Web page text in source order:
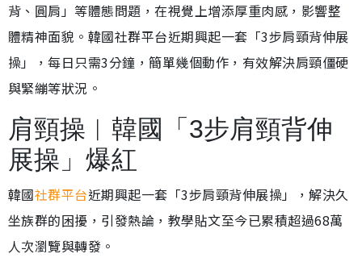
背、圓肩」等體態問題，在視覺上增添厚重肉感，影響整
體精神面貌。韓國社群平台近期興起一套「3步肩頸背伸展
操」，每日只需3分鐘，簡單幾個動作，有效解決肩頸僵硬
與緊繃等狀況。
肩頸操︱韓國「3步肩頸背伸
展操」爆紅
韓國社群平台近期興起一套「3步肩頸背伸展操」，解決久
坐族群的困擾，引發熱論，教學貼文至今已累積超過68萬
人次瀏覽與轉發。